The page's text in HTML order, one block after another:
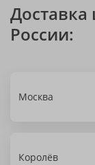
России:
Москва
Королёв